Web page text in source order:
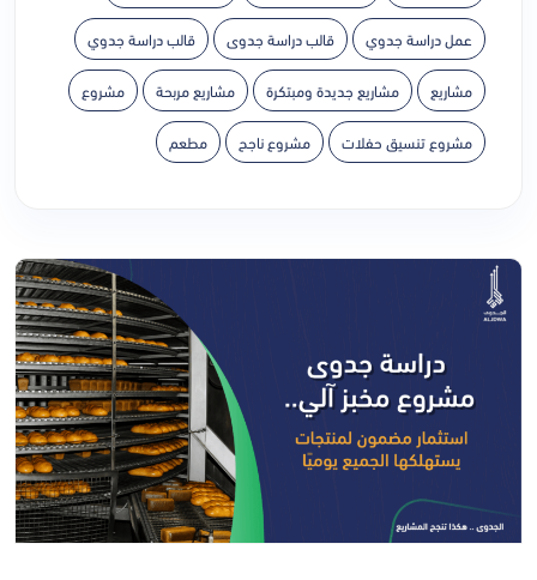
عمل دراسة جدوي قالب دراسة جدوى قالب دراسة جدوي
مشاريع مشاريع جديدة ومبتكرة مشاريع مربحة مشروع
مشروع تنسيق حفلات مشروع ناجح مطعم